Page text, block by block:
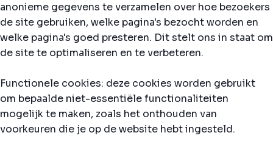
anonieme gegevens te verzamelen over hoe bezoekers
de site gebruiken, welke pagina's bezocht worden en
welke pagina's goed presteren. Dit stelt ons in staat om
de site te optimaliseren en te verbeteren.
Functionele cookies: deze cookies worden gebruikt
om bepaalde niet-essentiële functionaliteiten
mogelijk te maken, zoals het onthouden van
voorkeuren die je op de website hebt ingesteld.